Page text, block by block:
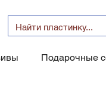
Подарочные